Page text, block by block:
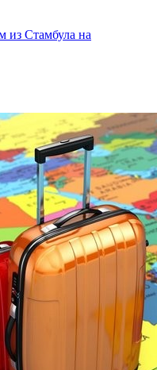
из Стамбула на